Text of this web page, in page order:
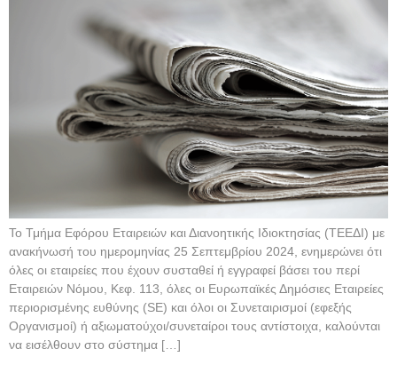
Το Τμήμα Εφόρου Εταιρειών και Διανοητικής Ιδιοκτησίας (ΤΕΕΔΙ) με
ανακήνωσή του ημερομηνίας 25 Σεπτεμβρίου 2024, ενημερώνει ότι
όλες οι εταιρείες που έχουν συσταθεί ή εγγραφεί βάσει του περί
Εταιρειών Νόμου, Κεφ. 113, όλες οι Ευρωπαϊκές Δημόσιες Εταιρείες
περιορισμένης ευθύνης (SE) και όλοι οι Συνεταιρισμοί (εφεξής
Οργανισμοί) ή αξιωματούχοι/συνεταίροι τους αντίστοιχα, καλούνται
να εισέλθουν στο σύστημα […]